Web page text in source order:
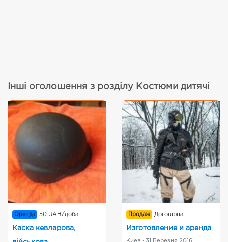
Інші оголошення з розділу Костюми дитячі
Оренда 50 UAH/доба
Каска кевларова,
Продаж Договірна
Изготовление и аренда
Киев · 31 Березня 2016